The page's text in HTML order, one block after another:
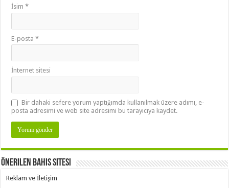
İsim*
E-posta*
İnternet sitesi
Bir dahaki sefere yorum yaptığımda kullanılmak üzere adımı, e-
posta adresimi ve web site adresimi bu tarayıcıya kaydet.
Önerilen Bahis Sitesi
Reklam ve İletişim